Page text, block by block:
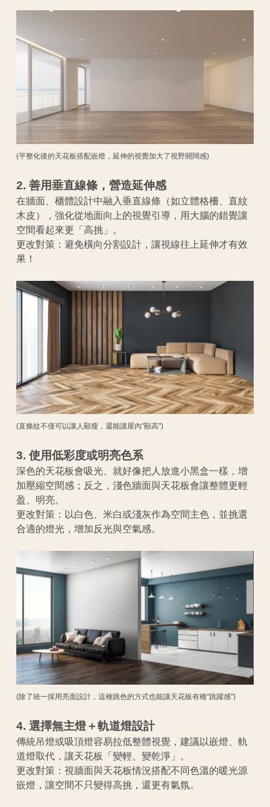
(平整化後的天花板搭配嵌燈，延伸的視覺加大了視野開闊感)
2. 善用垂直線條，營造延伸感
在牆面、櫃體設計中融入垂直線條（如立體格柵、直紋
木皮），強化從地面向上的視覺引導，用大腦的錯覺讓
空間看起來更「高挑」。
更改對策：避免橫向分割設計，讓視線往上延伸才有效
果！
(直條紋不僅可以讓人顯瘦，還能讓屋內"顯高")
3. 使用低彩度或明亮色系
深色的天花板會吸光、就好像把人放進小黑盒一樣，增
加壓縮空間感；反之，淺色牆面與天花板會讓整體更輕
盈、明亮。
更改對策：以白色、米白或淺灰作為空間主色，並挑選
合適的燈光，增加反光與空氣感。
(除了統一採用亮面設計，這種跳色的方式也能讓天花板有種"跳躍感")
4. 選擇無主燈＋軌道燈設計
傳統吊燈或吸頂燈容易拉低整體視覺，建議以嵌燈、軌
道燈取代，讓天花板「變輕、變乾淨」。
更改對策：視牆面與天花板情況搭配不同色溫的暖光源
嵌燈，讓空間不只變得高挑，還更有氣氛。